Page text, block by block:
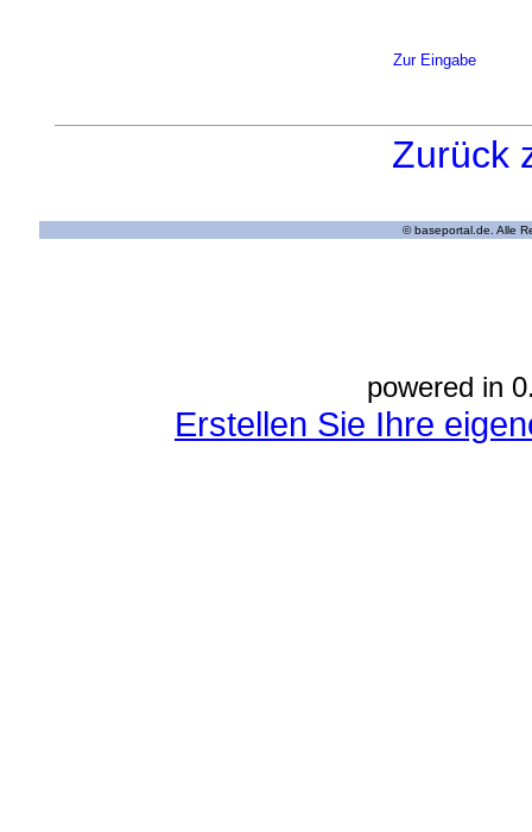
Zur Eingabe
Zurück
© baseportal.de. Alle
powered in
Erstellen Sie Ihre